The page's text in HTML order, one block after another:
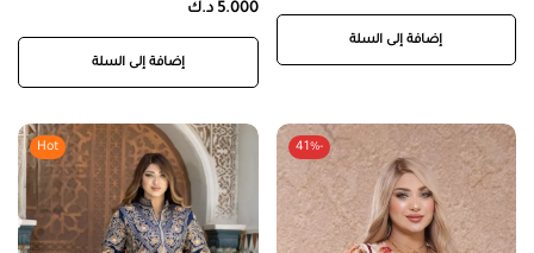
إضافة إلى السلة
5.000 د.ك
إضافة إلى السلة
-41%
Hot